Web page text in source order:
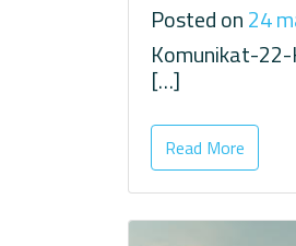
Posted on24
Komunikat-
[…]
Read More